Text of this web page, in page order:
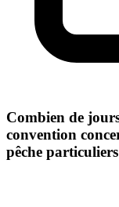
Combien de
convention
pêche